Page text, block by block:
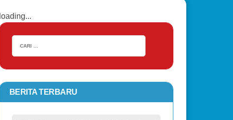
loading...
BERITA TERBARU